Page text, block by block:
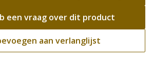
een vraag over dit product
aan verlanglijst